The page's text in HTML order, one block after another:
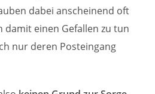
dabei anscheinend oft
damit einen Gefallen zu tun
nur deren Posteingang